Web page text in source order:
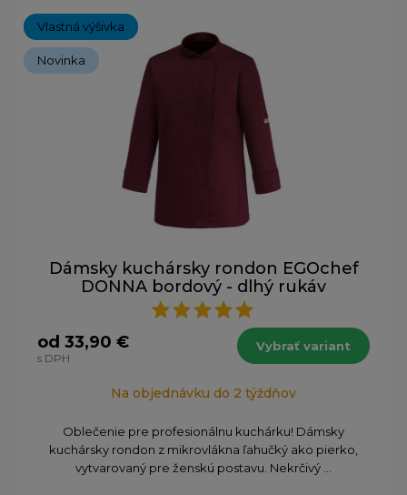
Vlastná výšivka
Novinka
Dámsky kuchársky rondon EGOchef
DONNA bordový - dlhý rukáv
od 33,90 €
s DPH
Vybrať variant
Na objednávku do 2 týždňov
Oblečenie pre profesionálnu kuchárku! Dámsky
kuchársky rondon z mikrovlákna ľahučký ako pierko,
vytvarovaný pre ženskú postavu. Nekrčivý ...